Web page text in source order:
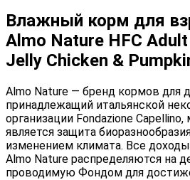
Влажный корм для
Almo Nature HFC
Jelly Chicken &
Almo Nature — бренд кормов
принадлежащий итальянской
организации Fondazione
является защита
изменением климата. Все
Almo Nature распределяются на
проводимую Фондом для